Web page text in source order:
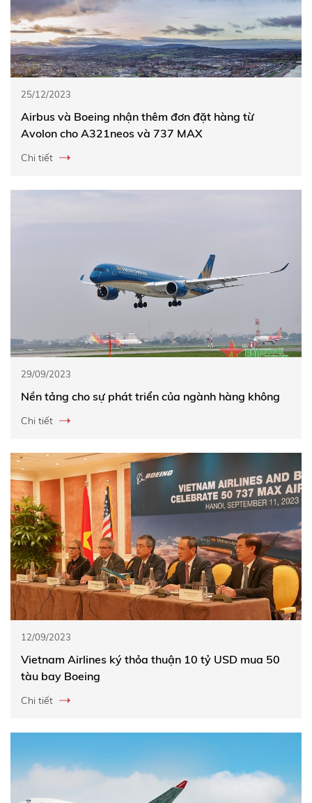
25/12/2023
Airbus và Boeing nhận thêm đơn đặt hàng từ
Avolon cho A321neos và 737 MAX
Chi tiết
29/09/2023
Nền tảng cho sự phát triển của ngành hàng không
Chi tiết
12/09/2023
Vietnam Airlines ký thỏa thuận 10 tỷ USD mua 50
tàu bay Boeing
Chi tiết